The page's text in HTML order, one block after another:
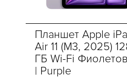
Планшет Apple
Air 11 (M3, 2025)
ГБ Wi-Fi
| Purple